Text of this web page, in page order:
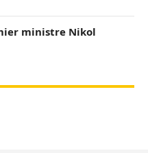
ministre Nikol